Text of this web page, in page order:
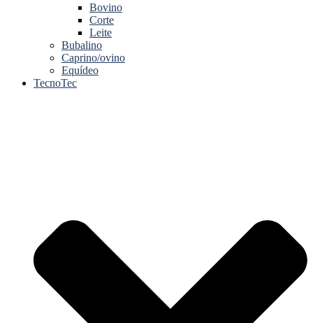
Bovino
Corte
Leite
Bubalino
Caprino/ovino
Equídeo
TecnoTec